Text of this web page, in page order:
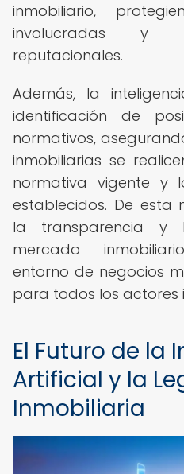
inmobiliario,
involucradas y
reputacionales.
Además, la
identificación de
normativos,
inmobiliarias se
normativa vigente y
establecidos. De esta
la transparencia y
mercado
entorno de negocios
para todos los actores
El Futuro de la
Artificial y la
Inmobiliaria